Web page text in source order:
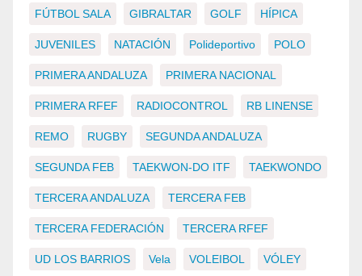
FÚTBOL SALA GIBRALTAR GOLF HÍPICA
JUVENILES NATACIÓN Polideportivo POLO
PRIMERA ANDALUZA PRIMERA NACIONAL
PRIMERA RFEF RADIOCONTROL RB LINENSE
REMO RUGBY SEGUNDA ANDALUZA
SEGUNDA FEB TAEKWON-DO ITF TAEKWONDO
TERCERA ANDALUZA TERCERA FEB
TERCERA FEDERACIÓN TERCERA RFEF
UD LOS BARRIOS Vela VOLEIBOL VÓLEY